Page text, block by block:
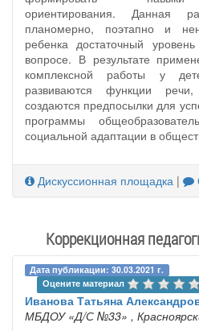
ориентирования. Данная
планомерно, поэтапно и
ребенка достаточный
вопросе. В результате
комплексной работы у
развиваются функции речи,
создаются предпосылки для
программы
социальной адаптации в
Дискуссионная площадка |
Коррекционная
Дата публикации: 30.03.2021 г.
Оцените материал
Иванова Татьяна
МБДОУ «Д/С №33» ,